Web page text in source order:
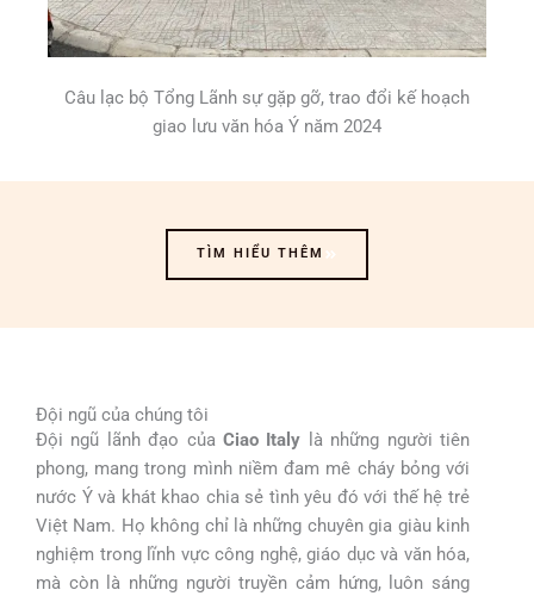
Câu lạc bộ Tổng Lãnh sự gặp gỡ, trao đổi kế hoạch
giao lưu văn hóa Ý năm 2024
TÌM HIỂU THÊM
Đội ngũ của chúng tôi
Đội ngũ lãnh đạo của Ciao Italy là những người tiên
phong, mang trong mình niềm đam mê cháy bỏng với
nước Ý và khát khao chia sẻ tình yêu đó với thế hệ trẻ
Việt Nam. Họ không chỉ là những chuyên gia giàu kinh
nghiệm trong lĩnh vực công nghệ, giáo dục và văn hóa,
mà còn là những người truyền cảm hứng, luôn sáng